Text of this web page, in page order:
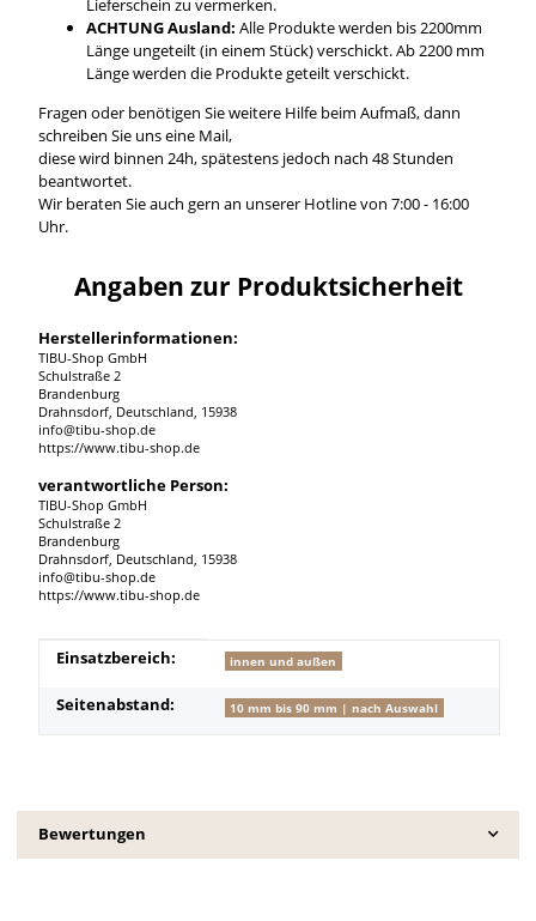
ACHTUNG Ausland: Alle Produkte werden bis 2200mm
Länge ungeteilt (in einem Stück) verschickt. Ab 2200 mm
Länge werden die Produkte geteilt verschickt.
Fragen oder benötigen Sie weitere Hilfe beim Aufmaß, dann
schreiben Sie uns eine Mail,
diese wird binnen 24h, spätestens jedoch nach 48 Stunden
beantwortet.
Wir beraten Sie auch gern an unserer Hotline von 7:00 - 16:00
Uhr.
Angaben zur Produktsicherheit
Herstellerinformationen:
TIBU-Shop GmbH
Schulstraße 2
Brandenburg
Drahnsdorf, Deutschland, 15938
info@tibu-shop.de
https://www.tibu-shop.de
verantwortliche Person:
TIBU-Shop GmbH
Schulstraße 2
Brandenburg
Drahnsdorf, Deutschland, 15938
info@tibu-shop.de
https://www.tibu-shop.de
Produkteigenschaft
Wert
Einsatzbereich: innen und außen
Seitenabstand: 10 mm bis 90 mm | nach Auswahl
Bewertungen